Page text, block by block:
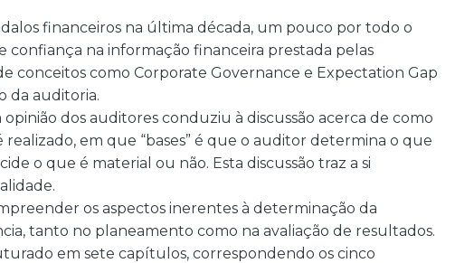
financeiros na última década, um pouco por todo o
confiança na informação financeira prestada pelas
conceitos como Corporate Governance e Expectation Gap
da auditoria.
dos auditores conduziu à discussão acerca de como
em que “bases” é que o auditor determina o que
o que é material ou não. Esta discussão traz a si
os aspectos inerentes à determinação da
tanto no planeamento como na avaliação de resultados.
em sete capítulos, correspondendo os cinco